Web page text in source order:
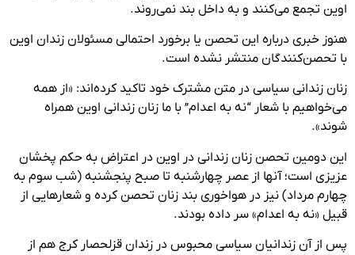
اوین تجمع می‌کنند و به داخل بند نمی‌روند.
هنوز خبری درباره این تحصن یا برخورد احتمالی مسئولان زندان اوین
با تحصن‌کنندگان منتشر نشده است.
زنان زندانی سیاسی در متن مشترک خود تاکید کرده‌اند: «از همه
می‌خواهیم با شعار “نه به اعدام” با ما زنان زندانی اوین همراه
شوند».
این دومین تحصن زنان زندانی در اوین در اعتراض به حکم پخشان
عزیزی است؛ آنها از عصر چهارشنبه تا صبح پنجشنبه (شب سوم به
چهارم مرداد) نیز در هواخوری بند زنان تحصن کرده و شعارهایی از
قبیل «نه به اعدام» سر داده بودند.
پس از آن زندانیان سیاسی محبوس در زندان قزلحصار کرج هم از